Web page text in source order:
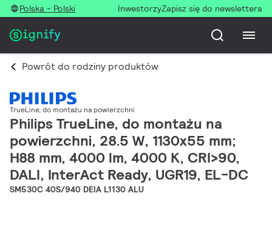
Polska - Polski InwestorzyZapisz się do newslettera
Powrót do rodziny produktów
TrueLine, do montażu na powierzchni
Philips TrueLine, do montażu na
powierzchni, 28.5 W, 1130x55 mm;
H88 mm, 4000 lm, 4000 K, CRI>90,
DALI, InterAct Ready, UGR19, EL-DC
SM530C 40S/940 DEIA L1130 ALU